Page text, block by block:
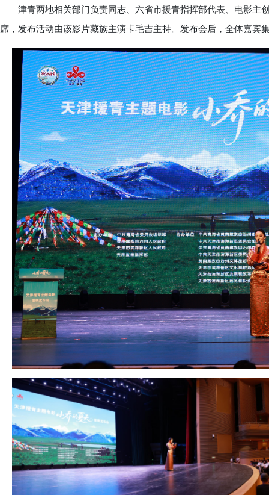
津青两地相关部门负责同志、六省市援青指挥部代表、电影主
席，发布活动由该影片藏族主演卡毛吉主持。发布会后，全体嘉宾